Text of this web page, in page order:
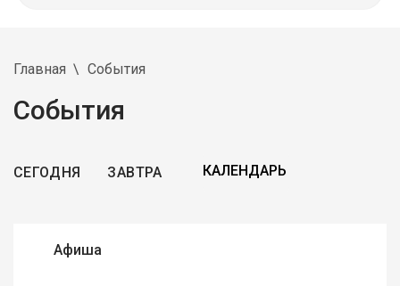
Главная События
События
СЕГОДНЯ ЗАВТРА
Афиша